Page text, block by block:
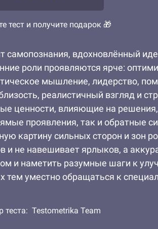
тест и получите подарок 🎁
самопознания, вдохновлённый
роли проявляются ярче:
мышление, лидерство,
реалистичный взгляд и
ценности, влияющие на
проявления, так и обратные
картину сильных сторон и зон
и не навешивает ярлыков, а
и наметить разумные шаги к
тем уместно обращаться к
теста: Testometrika Team